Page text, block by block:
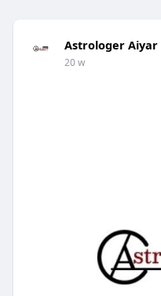
Astrologer Aiyar
20 w